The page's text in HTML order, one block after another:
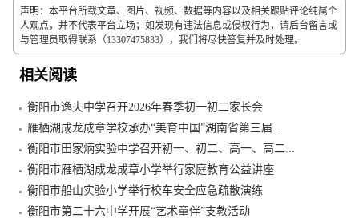
声明：本平台所载文章、图片、视频、数据等内容以及相关跟贴评论纯属个
人观点，并不代表平台立场；如发现有违法信息或侵权行为，请后台留言或
与管理员取得联系（13307475833），我们将尽快答复并及时处理。
相关阅读
衡阳市逸夫中学召开2026年春季初一初二家长会
雁栖湖成龙成章学校承办“美育中国”湖南省第三届...
衡阳市田家炳实验中学召开初一、初二、高一、高二...
衡阳市雁栖湖成龙成章小学举行家庭教育公益讲座
衡阳市船山实验小学举行校车安全应急疏散演练
衡阳市第二十六中学开展“艺术童伴”支教活动